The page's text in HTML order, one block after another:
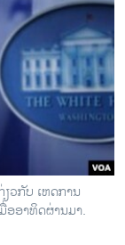
ວກັບ ເຫດການ
ອອາທິດຜ່ານມາ.